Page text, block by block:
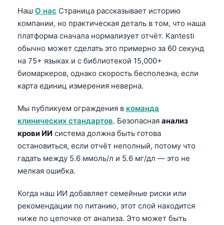
Наш О нас Страница рассказывает историю
компании, но практическая деталь в том, что наша
платформа сначала нормализует отчёт. Kantesti
обычно может сделать это примерно за 60 секунд
на 75+ языках и с библиотекой 15,000+
биомаркеров, однако скорость бесполезна, если
карта единиц измерения неверна.
Мы публикуем ограждения в команда
клинических стандартов. Безопасная анализ
крови ИИ система должна быть готова
остановиться, если отчёт неполный, потому что
гадать между 5.6 ммоль/л и 5.6 мг/дл — это не
мелкая ошибка.
Когда наш ИИ добавляет семейные риски или
рекомендации по питанию, этот слой находится
ниже по цепочке от анализа. Это может быть